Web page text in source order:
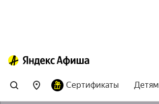
Сертификаты Детям